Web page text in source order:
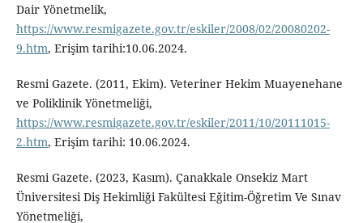
Dair Yönetmelik,
https://www.resmigazete.gov.tr/eskiler/2008/02/20080202-
9.htm, Erişim tarihi:10.06.2024.
Resmi Gazete. (2011, Ekim). Veteriner Hekim Muayenehane
ve Poliklinik Yönetmeliği,
https://www.resmigazete.gov.tr/eskiler/2011/10/20111015-
2.htm, Erişim tarihi: 10.06.2024.
Resmi Gazete. (2023, Kasım). Çanakkale Onsekiz Mart
Üniversitesi Diş Hekimliği Fakültesi Eğitim-Öğretim Ve Sınav
Yönetmeliği,